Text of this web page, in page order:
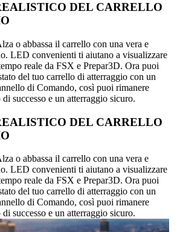
DEL CARRELLO
o abbassa il carrello con una vera e
LED convenienti ti aiutano a visualizzare
reale da FSX e Prepar3D. Ora puoi
del tuo carrello di atterraggio con un
di Comando, così puoi rimanere
successo e un atterraggio sicuro.
DEL CARRELLO
o abbassa il carrello con una vera e
LED convenienti ti aiutano a visualizzare
reale da FSX e Prepar3D. Ora puoi
del tuo carrello di atterraggio con un
di Comando, così puoi rimanere
successo e un atterraggio sicuro.